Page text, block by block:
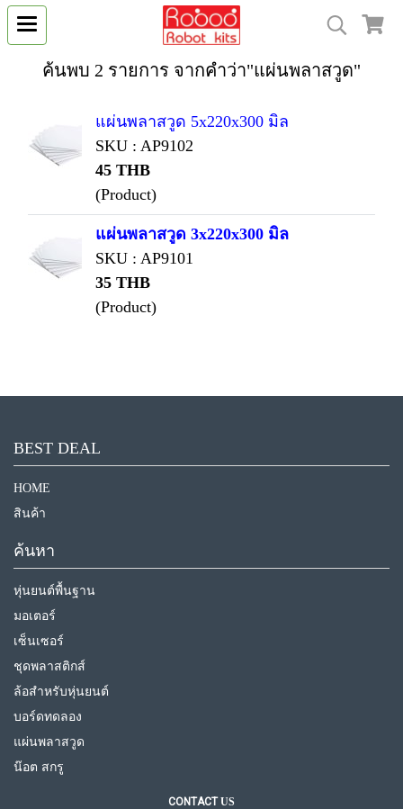
ค้นพบ 2 รายการ จากคำว่า"แผ่นพลาสวูด"
แผ่นพลาสวูด 5x220x300 มิล
SKU : AP9102
45 THB
(Product)
แผ่นพลาสวูด 3x220x300 มิล
SKU : AP9101
35 THB
(Product)
BEST DEAL
HOME
สินค้า
ค้นหา
หุ่นยนต์พื้นฐาน
มอเตอร์
เซ็นเซอร์
ชุดพลาสติกส์
ล้อสำหรับหุ่นยนต์
บอร์ดทดลอง
แผ่นพลาสวูด
น๊อต สกรู
CONTACTUS